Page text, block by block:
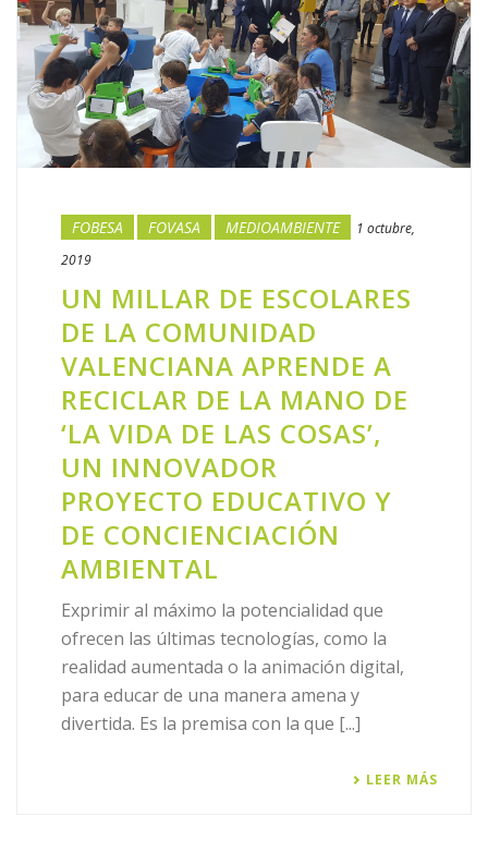
ni para enviarle publicidad por correo electrónico o correo
postal. Además, no utilizamos cookies para enviar
publicidad personalizada.
Además, los terceros prestadores de servicios con los
que hemos contratado algún servicio para el que es
necesaria la utilización de cookies son:
FOBESA FOVASA MEDIOAMBIENTE
1 octubre,
2019
UN MILLAR DE ESCOLARES
DE LA COMUNIDAD
VALENCIANA APRENDE A
RECICLAR DE LA MANO DE
‘LA VIDA DE LAS COSAS’,
UN INNOVADOR
PROYECTO EDUCATIVO Y
DE CONCIENCIACIÓN
AMBIENTAL
Exprimir al máximo la potencialidad que
ofrecen las últimas tecnologías, como la
realidad aumentada o la animación digital,
para educar de una manera amena y
divertida. Es la premisa con la que [...]
LEER MÁS